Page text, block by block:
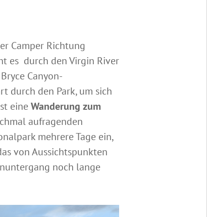
Camper Richtung
es durch den Virgin River
Canyon-
durch den Park, um sich
eineWanderung zum
aufragenden
mehrere Tage ein,
von Aussichtspunkten
noch lange